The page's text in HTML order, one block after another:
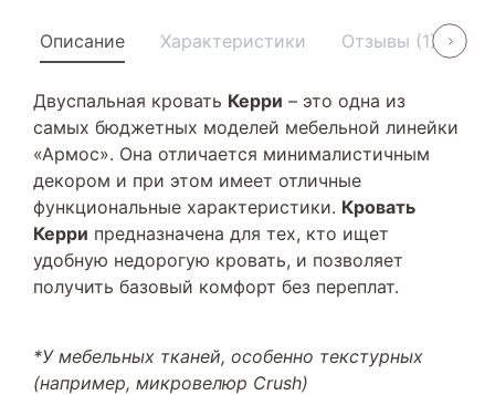
Описание Характеристики Отзывы (1)
Двуспальная кровать Керри – это одна из
самых бюджетных моделей мебельной линейки
«Армос». Она отличается минималистичным
декором и при этом имеет отличные
функциональные характеристики. Кровать
Керри предназначена для тех, кто ищет
удобную недорогую кровать, и позволяет
получить базовый комфорт без переплат.
*У мебельных тканей, особенно текстурных
(например, микровелюр Crush)